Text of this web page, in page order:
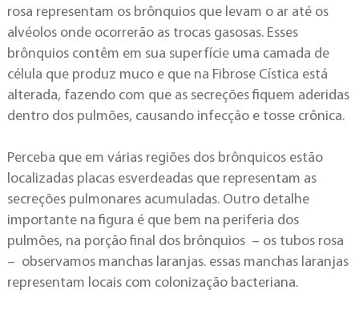
rosa representam os brônquios que levam o ar até os
alvéolos onde ocorrerão as trocas gasosas. Esses
brônquios contêm em sua superfície uma camada de
célula que produz muco e que na Fibrose Cística está
alterada, fazendo com que as secreções fiquem aderidas
dentro dos pulmões, causando infecção e tosse crônica.
Perceba que em várias regiões dos brônquicos estão
localizadas placas esverdeadas que representam as
secreções pulmonares acumuladas. Outro detalhe
importante na figura é que bem na periferia dos
pulmões, na porção final dos brônquios – os tubos rosa
– observamos manchas laranjas. essas manchas laranjas
representam locais com colonização bacteriana.